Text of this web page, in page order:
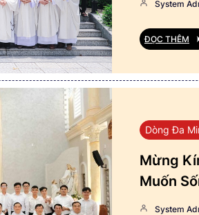
System
ĐỌC THÊM
Dòng Đa
Mừng
Muốn
System